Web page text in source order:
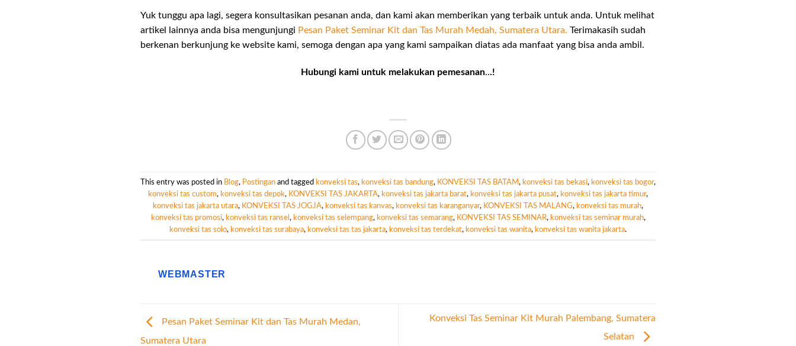
Yuk tunggu apa lagi, segera konsultasikan pesanan anda, dan kami akan memberikan yang terbaik untuk anda. Untuk melihat
artikel lainnya anda bisa mengunjungi Pesan Paket Seminar Kit dan Tas Murah Medah, Sumatera Utara. Terimakasih sudah
berkenan berkunjung ke website kami, semoga dengan apa yang kami sampaikan diatas ada manfaat yang bisa anda ambil.
Hubungi kami untuk melakukan pemesanan...!
This entry was posted in Blog, Postingan and tagged konveksi tas, konveksi tas bandung, KONVEKSI TAS BATAM, konveksi tas bekasi, konveksi tas bogor,
konveksi tas custom, konveksi tas depok, KONVEKSI TAS JAKARTA, konveksi tas jakarta barat, konveksi tas jakarta pusat, konveksi tas jakarta timur,
konveksi tas jakarta utara, KONVEKSI TAS JOGJA, konveksi tas kanvas, konveksi tas karanganyar, KONVEKSI TAS MALANG, konveksi tas murah,
konveksi tas promosi, konveksi tas ransel , konveksi tas selempang, konveksi tas semarang, KONVEKSI TAS SEMINAR, konveksi tas seminar murah,
konveksi tas solo, konveksi tas surabaya, konveksi tas tas jakarta, konveksi tas terdekat, konveksi tas wanita, konveksi tas wanita jakarta.
WEBMASTER
Pesan Paket Seminar Kit dan Tas Murah Medan,
Sumatera Utara
Konveksi Tas Seminar Kit Murah Palembang, Sumatera
Selatan